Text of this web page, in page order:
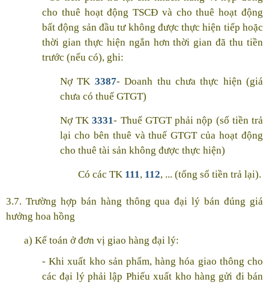
cho thuê hoạt động TSCĐ và cho thuê hoạt động
bất động sản đầu tư không được thực hiện tiếp hoặc
thời gian thực hiện ngắn hơn thời gian đã thu tiền
trước (nếu có), ghi:
Nợ TK 3387- Doanh thu chưa thực hiện (giá
chưa có thuế GTGT)
Nợ TK3331- Thuế GTGT phải nộp (số tiền trả
lại cho bên thuê và thuế GTGT của hoạt động
cho thuê tài sản không được thực hiện)
Có các TK 111, 112, ... (tổng số tiền trả lại).
3.7. Trường hợp bán hàng thông qua đại lý bán đúng giá
hưởng hoa hồng
a) Kế toán ở đơn vị giao hàng đại lý:
- Khi xuất kho sản phẩm, hàng hóa giao thông cho
các đại lý phải lập Phiếu xuất kho hàng gửi đi bán